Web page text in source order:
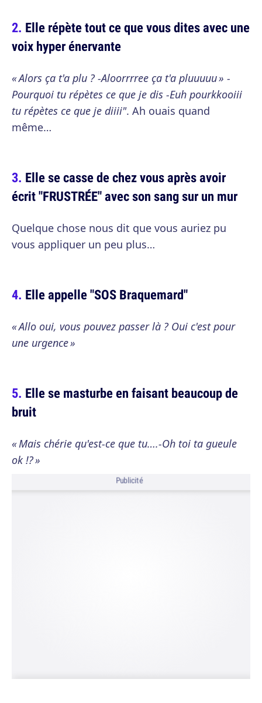
Elle répète tout ce que vous dites avec une
voix hyper énervante
« Alors ça t'a plu ? -Aloorrrree ça t'a pluuuuu » -
Pourquoi tu répètes ce que je dis -Euh pourkkooiii
tu répètes ce que je diiii". Ah ouais quand
même…
Elle se casse de chez vous après avoir
écrit "FRUSTRÉE" avec son sang sur un mur
Quelque chose nous dit que vous auriez pu
vous appliquer un peu plus…
Elle appelle "SOS Braquemard"
« Allo oui, vous pouvez passer là ? Oui c'est pour
une urgence »
Elle se masturbe en faisant beaucoup de
bruit
« Mais chérie qu'est-ce que tu….-Oh toi ta gueule
ok !? »
Publicité